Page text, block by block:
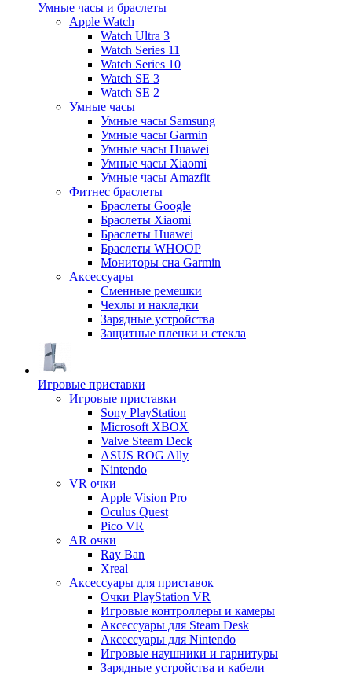
Умные часы и браслеты
Apple Watch
Watch Ultra 3
Watch Series 11
Watch Series 10
Watch SE 3
Watch SE 2
Умные часы
Умные часы Samsung
Умные часы Garmin
Умные часы Huawei
Умные часы Xiaomi
Умные часы Amazfit
Фитнес браслеты
Браслеты Google
Браслеты Xiaomi
Браслеты Huawei
Браслеты WHOOP
Мониторы сна Garmin
Аксессуары
Сменные ремешки
Чехлы и накладки
Зарядные устройства
Защитные пленки и стекла
Игровые приставки
Игровые приставки
Sony PlayStation
Microsoft XBOX
Valve Steam Deck
ASUS ROG Ally
Nintendo
VR очки
Apple Vision Pro
Oculus Quest
Pico VR
AR очки
Ray Ban
Xreal
Аксессуары для приставок
Очки PlayStation VR
Игровые контроллеры и камеры
Аксессуары для Steam Desk
Аксессуары для Nintendo
Игровые наушники и гарнитуры
Зарядные устройства и кабели